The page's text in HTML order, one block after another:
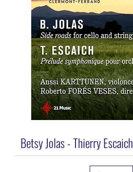
Betsy Jolas - Thierry Escaich